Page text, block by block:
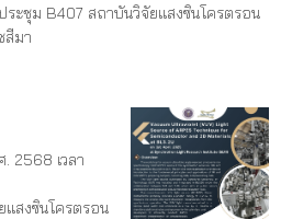
ะชุม B407 สถาบันวิจัยแสงซินโครตรอน
สีมา
เวลา
งซินโครตรอน